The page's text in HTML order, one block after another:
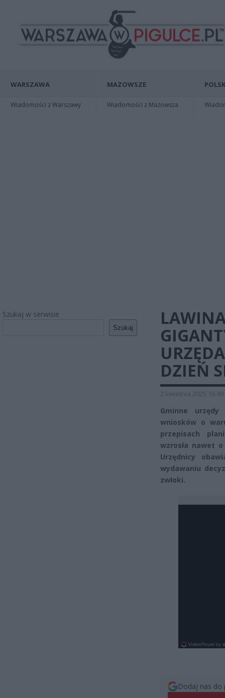
WARSZAWA
Wiadomości z Warszawy
MAZOWSZE
Wiadomości z Mazowsza
Szukaj w serwisie
Szukaj
DZIEŃ
2 kwietnia 2025 16:49
Gminne
wniosków o
przepisach
wzrosła nawet
Urzędnicy
wydawaniu
zwłoki.
Dodaj nas do